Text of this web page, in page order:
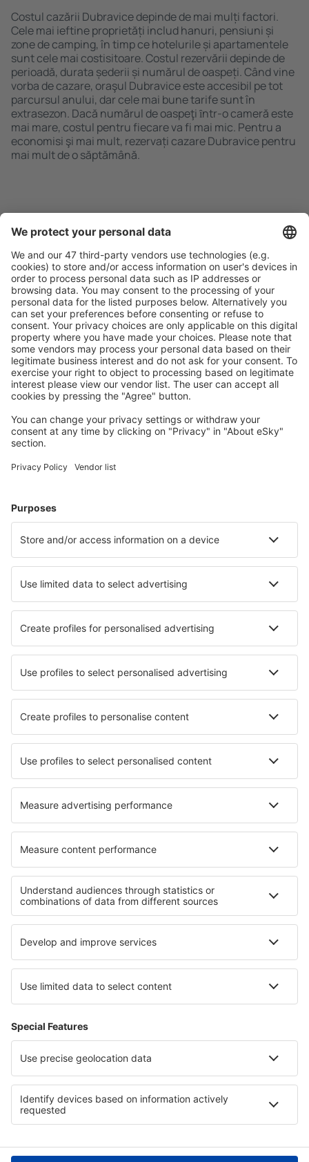
Costul cazării Dubravice depinde de mai mulți factori.
Cele mai ieftine proprietăți includ hanuri, pensiuni și
zone de camping, în timp ce hotelurile și apartamentele
sunt cele mai costisitoare. Costul rezervării depinde de
perioadă, durata șederii și numărul de oaspeți. Când vine
vorba de cazare, oraşul Dubravice este accesibil pe tot
parcursul anului, dar cele mai bune tarife sunt în
extrasezon. Dacă numărul de oaspeţi ȋntr-o cameră este
mai mare, costul pentru fiecare va fi mai mic. Pentru a
economisi şi mai mult, rezervați cazare Dubravice pentru
mai mult de o săptămână.
Caută rapid şi uşor
Ofertă adaptată aşteptărilor tale.
Planifică ȋn siguranţă
Rezervare fără griji cu opțiune gratuită de anulare.
Economiseşte mai mult
Prețuri atractive și oferte speciale pentru utilizatorii
conectați.
Alege din peste 1,3 mil. de opţiuni: hoteluri, cabane,
apartamente și altele.
Cazare în Croaţia - Orașe populare
Cazare în Zadar Cazare în Dubrovnik
Cazare în Crikvenica Cazare în Split
Cazare în Medulin Cazare Sisan Cazare în Stomorska
Cele mai bune locuri de cazare - orașe
Cazare în Domodedovo Cazare în Clay Cross
Cazare în Furry Creek Cazare în Forcarei
Cazare în Żuromino Cazare în Chateauroux-les-Alpes
Cele mai bune locuri de cazare - regiuni
Cazare în Croaţia Cazare in Dalmatia
Cazare in Insula Krk Cazare in Cantonul Dubrovnik-Neretva
Cazare in Istria Cazare in Bieszczady Mountains
Cazare in Central Moravia Cazare in Tatras